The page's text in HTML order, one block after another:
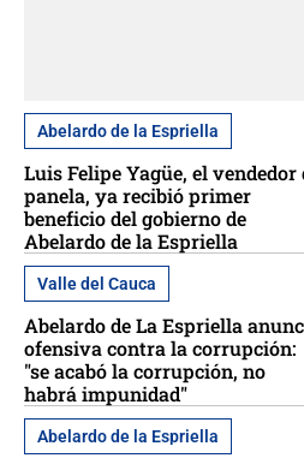
Abelardo de la Espriella
Luis Felipe Yagüe, el vendedor
panela, ya recibió primer
beneficio del gobierno de
Abelardo de la Espriella
Valle del Cauca
Abelardo de La Espriella
ofensiva contra la corrupción:
"se acabó la corrupción, no
habrá impunidad"
Abelardo de la Espriella